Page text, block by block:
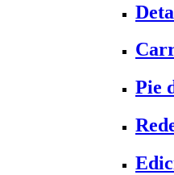
Pie